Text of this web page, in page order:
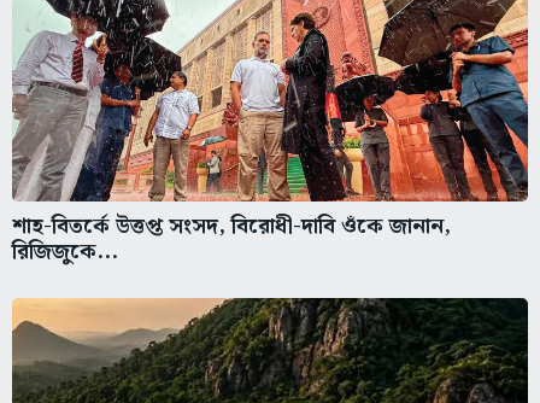
শাহ-বিতর্কে উত্তপ্ত সংসদ, বিরোধী-দাবি ওঁকে জানান,
রিজিজুকে...